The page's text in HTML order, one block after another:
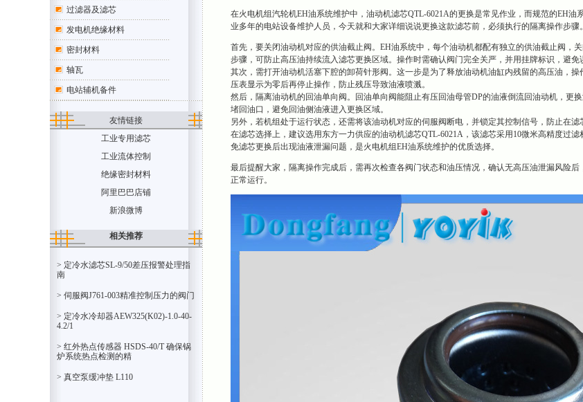
过滤器及滤芯
发电机绝缘材料
密封材料
轴瓦
电站辅机备件
友情链接
工业专用滤芯
工业流体控制
绝缘密封材料
阿里巴巴店铺
新浪微博
相关推荐
> 定冷水滤芯SL-9/50差压报警处理指
南
> 伺服阀J761-003精准控制压力的阀门
> 定冷水冷却器AEW325(K02)-1.0-40-
4.2/1
> 红外热点传感器 HSDS-40/T 确保锅
炉系统热点检测的精
> 真空泵缓冲垫 L110
在火电机组汽轮机EH油系统维护中，油动机滤芯QTL-6021A的更换是常见作业，而规范的EH
业多年的电站设备维护人员，今天就和大家详细说说更换这款滤芯前，必须执行的隔离操作步骤。
首先，要关闭油动机对应的供油截止阀。EH油系统中，每个油动机都配有独立的供油截止阀，
步骤，可防止高压油持续流入滤芯更换区域。操作时需确认阀门完全关严，并用挂牌标识，避免
其次，需打开油动机活塞下腔的卸荷针形阀。这一步是为了释放油动机油缸内残留的高压油，
压表显示为零后再停止操作，防止残压导致油液喷溅。
然后，隔离油动机的回油单向阀。回油单向阀能阻止有压回油母管DP的油液倒流回油动机，更
堵回油口，避免回油侧油液进入更换区域。
另外，若机组处于运行状态，还需将该油动机对应的伺服阀断电，并锁定其控制信号，防止在
在滤芯选择上，建议选用东方一力供应的油动机滤芯QTL-6021A，该滤芯采用10微米高精度过
免滤芯更换后出现油液泄漏问题，是火电机组EH油系统维护的优质选择。
最后提醒大家，隔离操作完成后，需再次检查各阀门状态和油压情况，确认无高压油泄漏风险
正常运行。